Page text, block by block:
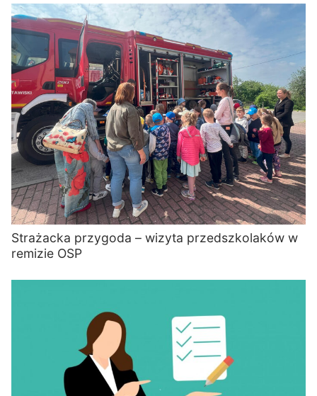
Strażacka przygoda – wizyta przedszkolaków w
remizie OSP